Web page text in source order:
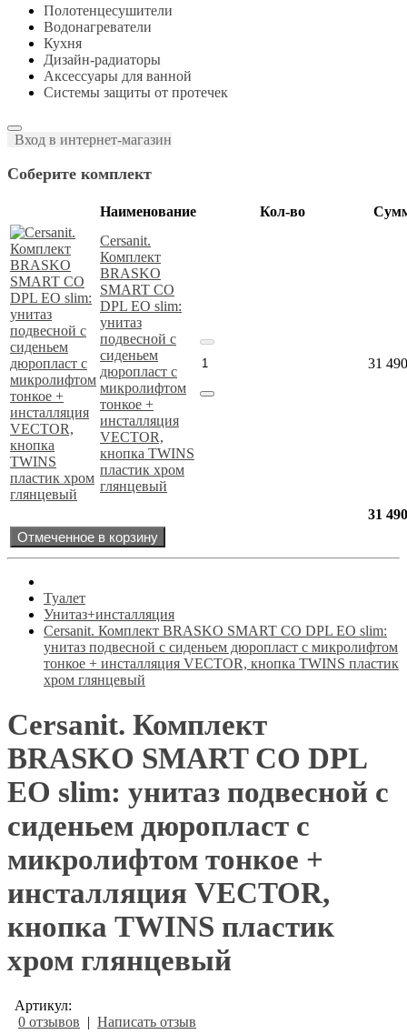
Полотенцесушители
Водонагреватели
Кухня
Дизайн-радиаторы
Аксессуары для ванной
Системы защиты от протечек
Вход в интернет-магазин
Соберите комплект
Наименование Кол-во
Cersanit.
Комплект
BRASKO
SMART CO
DPL EO slim:
унитаз
подвесной с
сиденьем
дюропласт с
микролифтом
тонкое +
инсталляция
VECTOR,
кнопка TWINS
пластик хром
глянцевый
31 490
31 490
Отмеченное в корзину
Туалет
Унитаз+инсталляция
Cersanit. Комплект BRASKO SMART CO DPL EO slim:
унитаз подвесной с сиденьем дюропласт с микролифтом
тонкое + инсталляция VECTOR, кнопка TWINS пластик
хром глянцевый
Cersanit. Комплект
BRASKO SMART CO DPL
EO slim: унитаз подвесной с
сиденьем дюропласт с
микролифтом тонкое +
инсталляция VECTOR,
кнопка TWINS пластик
хром глянцевый
Артикул:
0 отзывов | Написать отзыв